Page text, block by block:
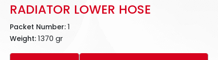
RADIATOR LOWER HOSE
Packet Number: 1
Weight: 1370 gr